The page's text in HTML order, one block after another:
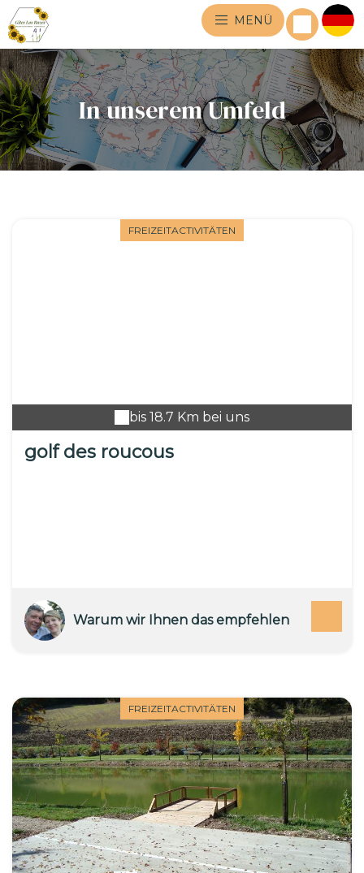
MENÜ
In unserem Umfeld
FREIZEITACTIVITÄTEN
bis 18.7 Km bei uns
golf des roucous
Warum wir Ihnen das empfehlen
FREIZEITACTIVITÄTEN